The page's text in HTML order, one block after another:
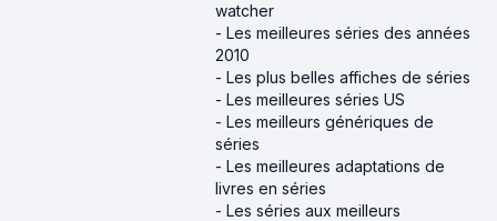
watcher
- Les meilleures séries des années
2010
- Les plus belles affiches de séries
- Les meilleures séries US
- Les meilleurs génériques de
séries
- Les meilleures adaptations de
livres en séries
- Les séries aux meilleurs